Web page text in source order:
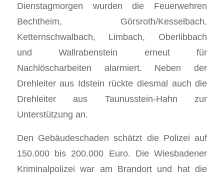
Dienstagmorgen wurden die Feuerwehren
Bechtheim, Görsroth/Kesselbach,
Ketternschwalbach, Limbach, Oberlibbach
und Wallrabenstein erneut für
Nachlöscharbeiten alarmiert. Neben der
Drehleiter aus Idstein rückte diesmal auch die
Drehleiter aus Taunusstein-Hahn zur
Unterstützung an.
Den Gebäudeschaden schätzt die Polizei auf
150.000 bis 200.000 Euro. Die Wiesbadener
Kriminalpolizei war am Brandort und hat die